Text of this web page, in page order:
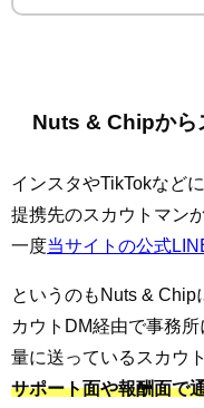
Nuts & Chipから
インスタやTikTokなど
提携先のスカウトマン
一度当サイトの公式
というのもNuts & Chip
カウトDM経由で事務
量に送っているスカウ
サポート面や報酬面で